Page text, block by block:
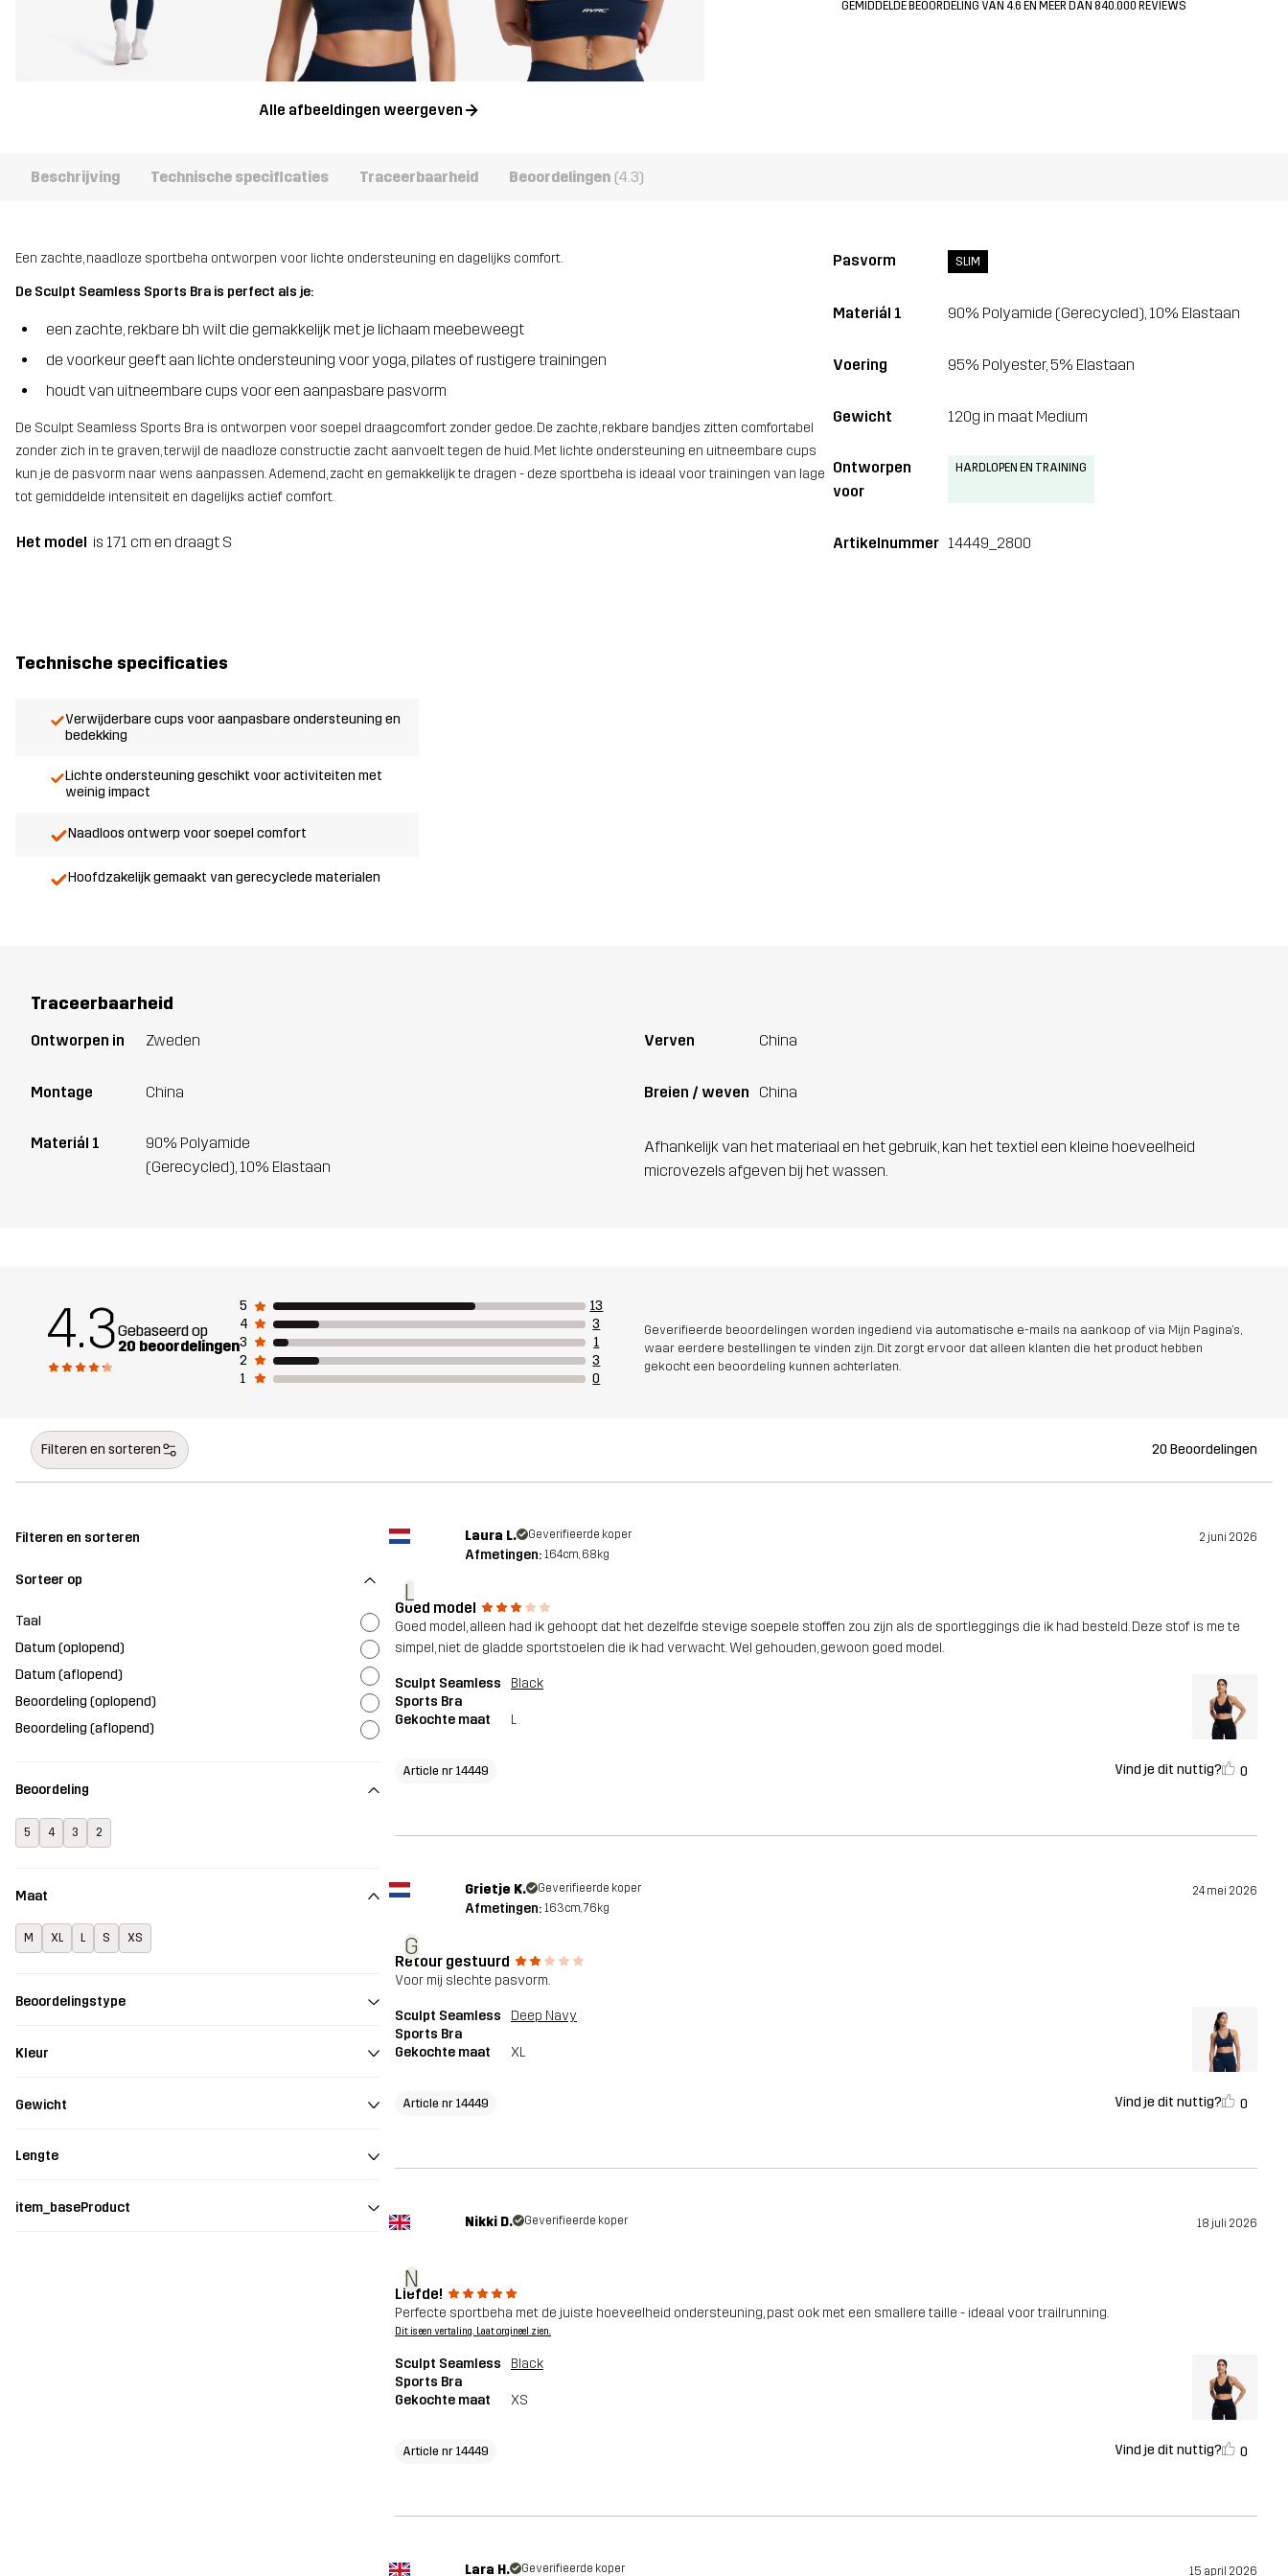
Alle afbeeldingen weergeven
GEMIDDELDE BEOORDELING VAN 4.6 EN MEER DAN 840.000 REVIEWS
Beschrijving Technische specificaties Traceerbaarheid Beoordelingen (4.3)
Een zachte, naadloze sportbeha ontworpen voor lichte ondersteuning en dagelijks comfort.
De Sculpt Seamless Sports Bra is perfect als je:
een zachte, rekbare bh wilt die gemakkelijk met je lichaam meebeweegt
de voorkeur geeft aan lichte ondersteuning voor yoga, pilates of rustigere trainingen
houdt van uitneembare cups voor een aanpasbare pasvorm
De Sculpt Seamless Sports Bra is ontworpen voor soepel draagcomfort zonder gedoe. De zachte, rekbare bandjes zitten comfortabel
zonder zich in te graven, terwijl de naadloze constructie zacht aanvoelt tegen de huid. Met lichte ondersteuning en uitneembare cups
kun je de pasvorm naar wens aanpassen. Ademend, zacht en gemakkelijk te dragen - deze sportbeha is ideaal voor trainingen van lage
tot gemiddelde intensiteit en dagelijks actief comfort.
Het model is 171 cm en draagt S
Pasvorm SLIM
Materiál 1 90% Polyamide (Gerecycled), 10% Elastaan
Voering 95% Polyester, 5% Elastaan
Gewicht 120g in maat Medium
Ontworpen
voor
HARDLOPEN EN TRAINING
Artikelnummer 14449_2800
Technische specificaties
Verwijderbare cups voor aanpasbare ondersteuning en
bedekking
Lichte ondersteuning geschikt voor activiteiten met
weinig impact
Naadloos ontwerp voor soepel comfort
Hoofdzakelijk gemaakt van gerecyclede materialen
Traceerbaarheid
Ontworpen in Zweden
Montage China
Materiál 1
90% Polyamide
(Gerecycled), 10% Elastaan
Verven China
Breien / weven China
Afhankelijk van het materiaal en het gebruik, kan het textiel een kleine hoeveelheid
microvezels afgeven bij het wassen.
4.3Gebaseerd op
20 beoordelingen
5
13
4
3
3
1
2
3
1
0
Geverifieerde beoordelingen worden ingediend via automatische e-mails na aankoop of via Mijn Pagina's,
waar eerdere bestellingen te vinden zijn. Dit zorgt ervoor dat alleen klanten die het product hebben
gekocht een beoordeling kunnen achterlaten.
Filteren en sorteren 20 Beoordelingen
Filteren en sorteren
Sorteer op
Taal
Datum (oplopend)
Datum (aflopend)
Beoordeling (oplopend)
Beoordeling (aflopend)
Beoordeling
5 4 3 2
Maat
M XL L S XS
Beoordelingstype
Kleur
Gewicht
Lengte
item_baseProduct
L
Laura L. Geverifieerde koper 2 juni 2026
Afmetingen: 164cm, 68kg
Goed model
Goed model, alleen had ik gehoopt dat het dezelfde stevige soepele stoffen zou zijn als de sportleggings die ik had besteld. Deze stof is me te
simpel, niet de gladde sportstoelen die ik had verwacht. Wel gehouden, gewoon goed model.
Sculpt Seamless
Sports Bra
Black
Gekochte maat L
Article nr 14449 Vind je dit nuttig? 0
G
Grietje K. Geverifieerde koper 24 mei 2026
Afmetingen: 163cm, 76kg
Retour gestuurd
Voor mij slechte pasvorm.
Sculpt Seamless
Sports Bra
Deep Navy
Gekochte maat XL
Article nr 14449 Vind je dit nuttig? 0
N
Nikki D. Geverifieerde koper 18 juli 2026
Liefde!
Perfecte sportbeha met de juiste hoeveelheid ondersteuning, past ook met een smallere taille - ideaal voor trailrunning.
Dit is een vertaling. Laat orgineel zien.
Sculpt Seamless
Sports Bra
Black
Gekochte maat XS
Article nr 14449 Vind je dit nuttig? 0
Lara H. Geverifieerde koper 15 april 2026